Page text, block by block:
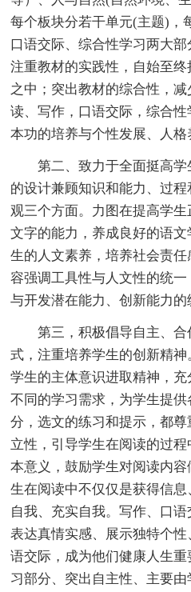
每个板块分若干单元(主题)，
口语交际、综合性学习两大部
注重教材的实践性，自始至
之中；突出教材的综合性，
读、写作，口语交际，综合
本功的培养与个性发展、人格
第二、致力于全面挺高
的设计兼顾知识和能力、过
观三个方面。力图在提高学
文字的能力，养成良好的语
生的人文素养，培养社会责
容强调工具性与人文性的统
与开发潜在能力、创新能力的
第三，积极倡导自主、
式，注重培养学生的创新精
学生的主体意识进取精神，
不同的学习需求，为学生提
分，选文的练习和提示，都
立性，引导学生在阅读的过
本意义，鼓励学生对阅读内
生在阅读中不仅仅是获得信
自我、充实自我。写作、口
表达真情实感、展示独特个
语交际，成为他们健康人生
习部分、突出自主性、主要